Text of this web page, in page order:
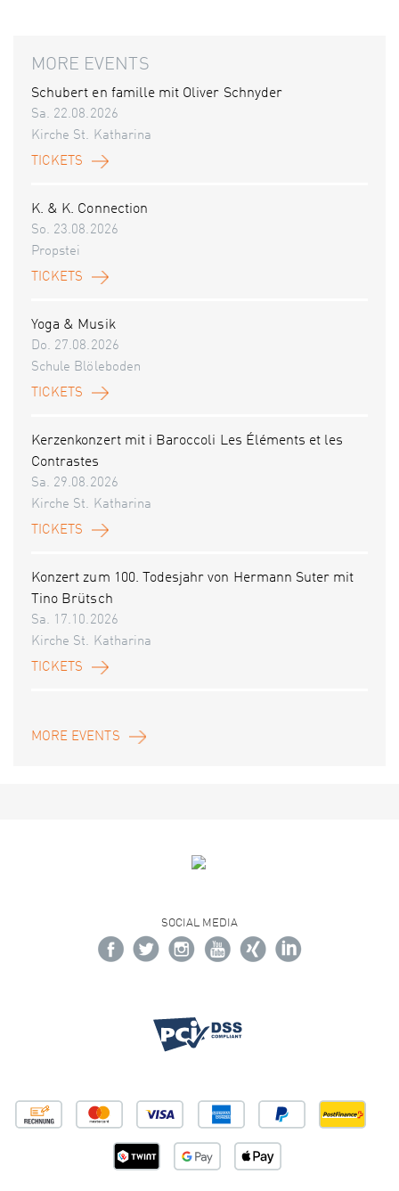
MORE EVENTS
Schubert en famille mit Oliver Schnyder
Sa. 22.08.2026
Kirche St. Katharina
TICKETS
K. & K. Connection
So. 23.08.2026
Propstei
TICKETS
Yoga & Musik
Do. 27.08.2026
Schule Blöleboden
TICKETS
Kerzenkonzert mit i Baroccoli Les Éléments et les
Contrastes
Sa. 29.08.2026
Kirche St. Katharina
TICKETS
Konzert zum 100. Todesjahr von Hermann Suter mit
Tino Brütsch
Sa. 17.10.2026
Kirche St. Katharina
TICKETS
MORE EVENTS
SOCIAL MEDIA